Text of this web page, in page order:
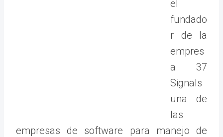
el
fundado
r de la
empres
a 37
Signals
una de
las
empresas de software para manejo de